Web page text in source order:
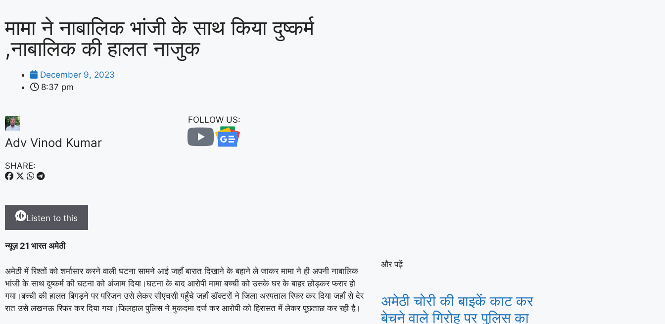
मामा ने नाबालिक भांजी के साथ किया दुष्कर्म
,नाबालिक की हालत नाजुक
December 9, 2023
8:37 pm
Adv Vinod Kumar
FOLLOW US:
SHARE:
Listen to this
न्यूज़ 21 भारत अमेठी
अमेठी में रिश्तों को शर्मासार करने वाली घटना सामने आई जहाँ बारात दिखाने के बहाने ले जाकर मामा ने ही अपनी नाबालिक
भांजी के साथ दुष्कर्म की घटना को अंजाम दिया।घटना के बाद आरोपी मामा बच्ची को उसके घर के बाहर छोड़कर फरार हो
गया।बच्ची की हालत बिगड़ने पर परिजन उसे लेकर सीएचसी पहुँचे जहाँ डॉक्टरों ने जिला अस्पताल रिफर कर दिया जहाँ से देर
रात उसे लखनऊ रिफर कर दिया गया।फिलहाल पुलिस ने मुकदमा दर्ज कर आरोपी को हिरासत में लेकर पूछताछ कर रही है।
और पढ़ें
अमेठी चोरी की बाइकें काट कर
बेचने वाले गिरोह पर पुलिस का